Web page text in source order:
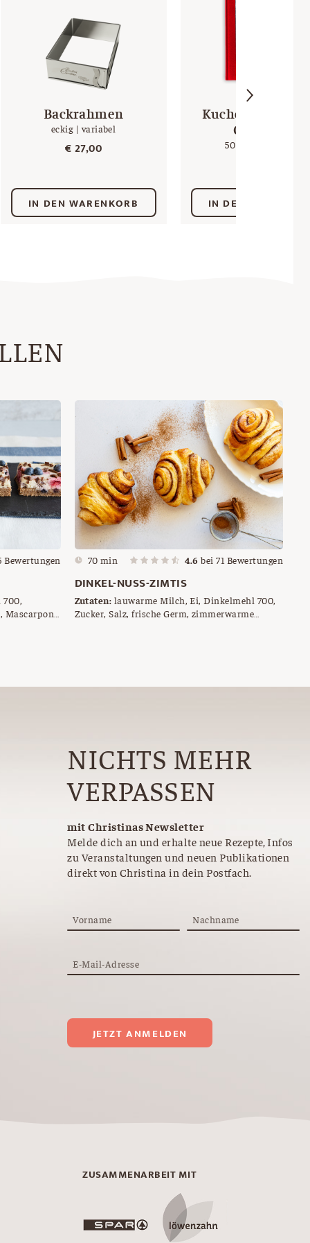
Backrahmen
eckig | variabel
€27,00
IN DEN WARENKORB
Kuchen backen
Christina
50 Kuchenrezepte
IN DEN
Bewertungen
700,
70 min 4.6 bei71 Bewertungen
DINKEL-NUSS-ZIMTIS
Zutaten: lauwarme Milch, Ei, Dinkelmehl 700,
Zucker, Salz, frische Germ, zimmerwarme
NICHTS MEHR
VERPASSEN
mit Christinas Newsletter
Melde dich an und erhalte neue Rezepte, Infos
zu Veranstaltungen und neuen Publikationen
direkt von Christina in dein Postfach.
Vorname Nachname
E-Mail-Adresse
JETZT ANMELDEN
ZUSAMMENARBEIT MIT